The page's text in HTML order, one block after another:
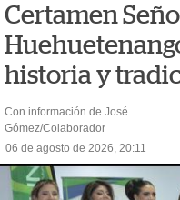
Certamen
historia y
Con información de José
Gómez/Colaborador
06 de agosto de 2026, 20:11